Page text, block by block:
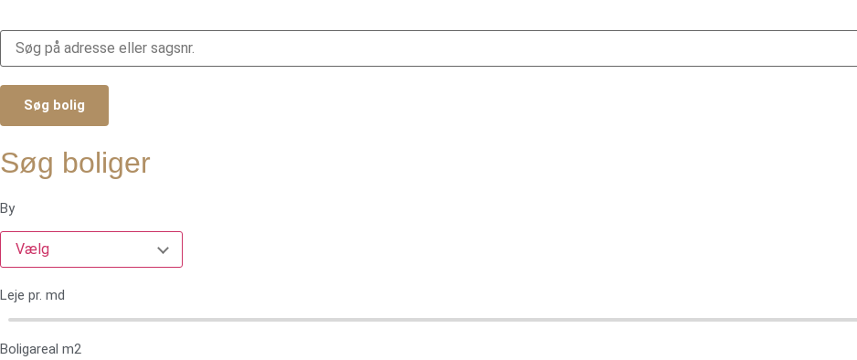
Søg bolig
Søg boliger
By
Vælg
Leje pr. md
Boligareal m2